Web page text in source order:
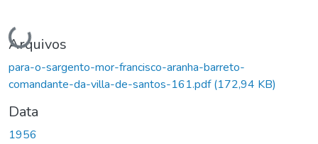
Carregando...
Arquivos
para-o-sargento-mor-francisco-aranha-barreto-
comandante-da-villa-de-santos-161.pdf(172,94 KB)
Data
1956